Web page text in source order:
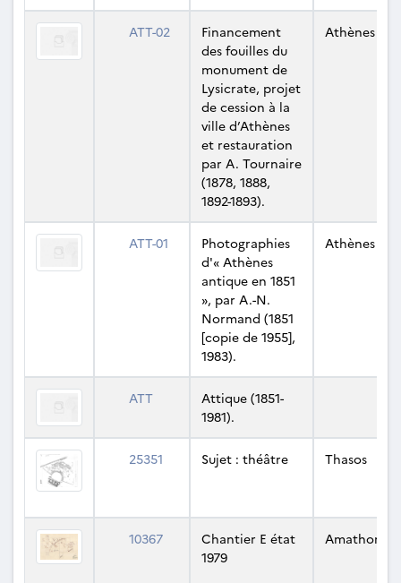
ATT-02
Financement
des fouilles du
monument de
Lysicrate, projet
de cession à la
ville d’Athènes
et restauration
par A. Tournaire
(1878, 1888,
1892-1893).
Athènes
ATT-01
Photographies
d'« Athènes
antique en 1851
», par A.-N.
Normand (1851
[copie de 1955],
1983).
Athènes
ATT
Attique (1851-
1981).
25351 Sujet : théâtre Thasos
10367
Chantier E état
1979
Amathonte